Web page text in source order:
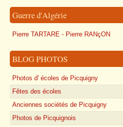
Guerre d'Algérie
Pierre TARTARE - Pierre RANçON
BLOG PHOTOS
Photos d' écoles de Picquigny
Fêtes des écoles
Anciennes sociétés de Picquigny
Photos de Picquignois